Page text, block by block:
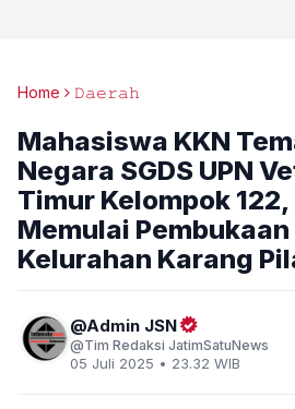
Home 𝙳𝚊𝚎𝚛𝚊𝚑
Mahasiswa KKN
Negara SGDS UPN
Timur Kelompok 122,
Memulai
Kelurahan Karang
Admin JSN
Tim Redaksi JatimSatuNews
05 Juli 2025 • 23.32 WIB